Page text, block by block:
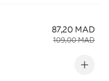
87,20 MAD
109,00 MAD